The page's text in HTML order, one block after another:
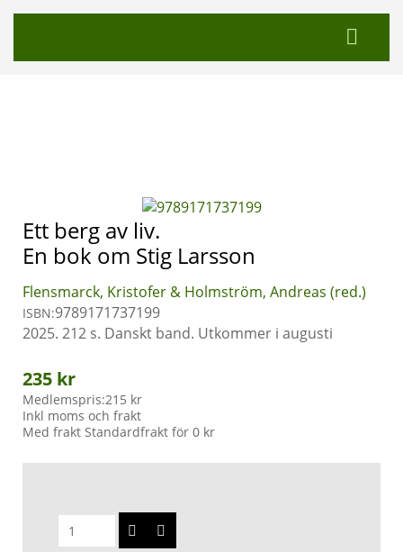
Ett berg av liv.
En bok om Stig Larsson
Flensmarck, Kristofer & Holmström, Andreas (red.)
ISBN:9789171737199
2025. 212 s. Danskt band. Utkommer i augusti
235 kr
Medlemspris:215 kr
Inkl moms och frakt
Med frakt Standardfrakt för 0 kr